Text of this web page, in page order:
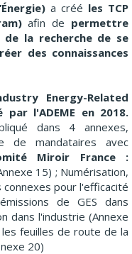
a créé les TCP
afin de permettre
la recherche de se
des connaissances
Energy-Related
l'ADEME en 2018.
dans 4 annexes,
de mandataires avec
Miroir France :
15) ; Numérisation,
pour l'efficacité
de GES dans
dans l'industrie (Annexe
feuilles de route de la
20)